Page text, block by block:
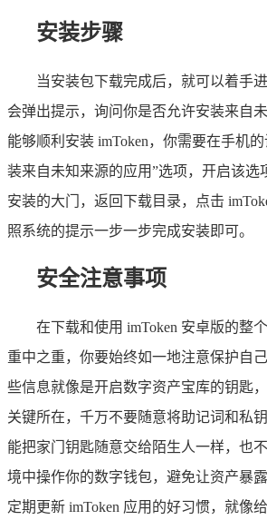
安装步骤
当安装包下载完成后，就可以着手
会弹出提示，询问你是否允许安装来自
能够顺利安装 imToken，你需要在手机
装来自未知来源的应用”选项，开启该选
安装的大门，返回下载目录，点击
照系统的提示一步一步完成安装即可。
安全注意事项
在下载和使用 imToken 安卓版的整
重中之重，你要始终如一地注意保护自
些信息就像是开启数字资产宝库的钥匙
关键所在，千万不要随意将助记词和私
能把家门钥匙随意交给陌生人一样，也
境中操作你的数字钱包，避免让资产暴
定期更新 imToken 应用的好习惯，就像